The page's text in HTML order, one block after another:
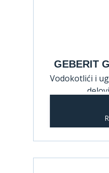
GEBERIT
Vodokotlići i